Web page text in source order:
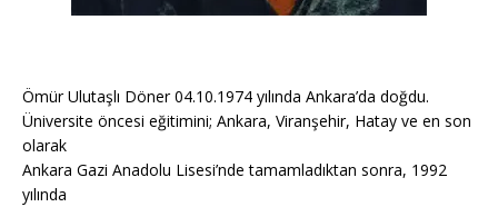
Ömür Ulutaşlı Döner 04.10.1974 yılında Ankara’da doğdu.
Üniversite öncesi eğitimini; Ankara, Viranşehir, Hatay ve en son
olarak
Ankara Gazi Anadolu Lisesi’nde tamamladıktan sonra, 1992
yılında